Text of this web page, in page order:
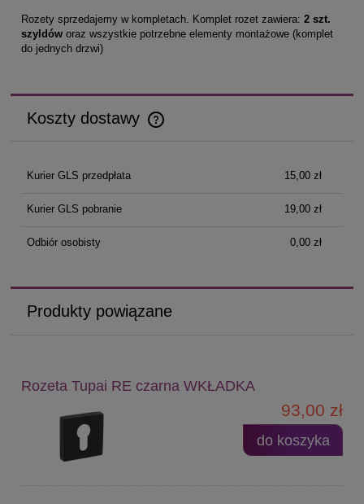
Rozety sprzedajemy w kompletach. Komplet rozet zawiera: 2 szt.
szyldów oraz wszystkie potrzebne elementy montażowe (komplet
do jednych drzwi)
Koszty dostawy
Cena nie zawiera ewentualnych kosztów płatności
Kurier GLS przedpłata 15,00 zł
Kurier GLS pobranie 19,00 zł
Odbiór osobisty 0,00 zł
Produkty powiązane
Rozeta Tupai RE czarna WKŁADKA
93,00 zł
do koszyka